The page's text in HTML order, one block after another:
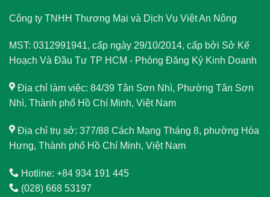
Công ty TNHH Thương Mại và Dịch Vụ Việt An Nông
MST: 0312991941, cấp ngày 29/10/2014, cấp bởi Sở Kế
Hoạch Và Đầu Tư TP HCM - Phòng Đăng Ký Kinh Doanh
Địa chỉ làm việc: 84/39 Tân Sơn Nhì, Phường Tân Sơn
Nhì, Thành phố Hồ Chí Minh, Việt Nam
Địa chỉ trụ sở: 377/88 Cách Mạng Tháng 8, phường Hòa
Hưng, Thành phố Hồ Chí Minh, Việt Nam
Hotline: +84 934 191 445
(028) 668 53197